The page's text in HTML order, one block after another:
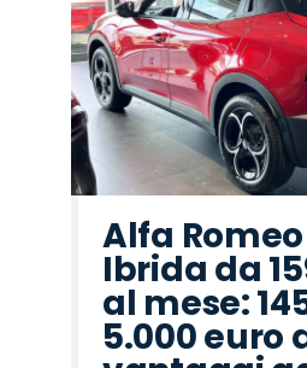
Alfa
Ibrida da
al mese:
5.000 euro